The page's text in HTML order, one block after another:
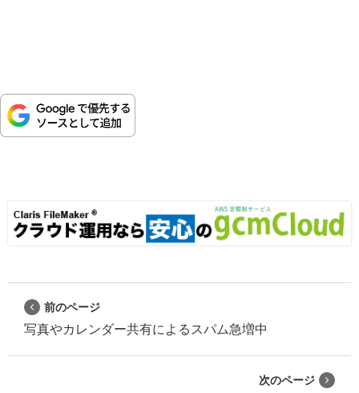
前のページ
写真やカレンダー共有によるスパム急増中
次のページ